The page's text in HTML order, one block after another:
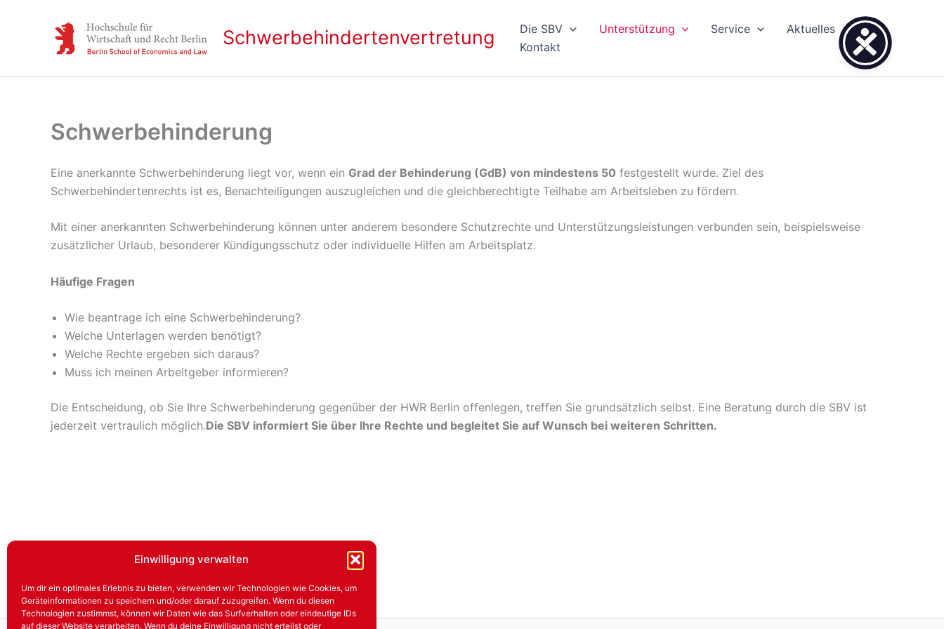
Einwilligung verwalten
Um dir ein optimales Erlebnis zu bieten, verwenden wir Technologien wie Cookies, um
Geräteinformationen zu speichern und/oder darauf zuzugreifen. Wenn du diesen
Technologien zustimmst, können wir Daten wie das Surfverhalten oder eindeutige IDs
auf dieser Website verarbeiten. Wenn du deine Einwilligung nicht erteilst oder
Schwerbehindertenvertretung Die SBV Unterstützung Service
Aktuelles
Kontakt
Schwerbehinderung
Eine anerkannte Schwerbehinderung liegt vor, wenn ein Grad der Behinderung (GdB) von mindestens 50 festgestellt wurde. Ziel des
Schwerbehindertenrechts ist es, Benachteiligungen auszugleichen und die gleichberechtigte Teilhabe am Arbeitsleben zu fördern.
Mit einer anerkannten Schwerbehinderung können unter anderem besondere Schutzrechte und Unterstützungsleistungen verbunden sein, beispielsweise
zusätzlicher Urlaub, besonderer Kündigungsschutz oder individuelle Hilfen am Arbeitsplatz.
Häufige Fragen
Wie beantrage ich eine Schwerbehinderung?
Welche Unterlagen werden benötigt?
Welche Rechte ergeben sich daraus?
Muss ich meinen Arbeitgeber informieren?
Die Entscheidung, ob Sie Ihre Schwerbehinderung gegenüber der HWR Berlin offenlegen, treffen Sie grundsätzlich selbst. Eine Beratung durch die SBV ist
jederzeit vertraulich möglich.Die SBV informiert Sie über Ihre Rechte und begleitet Sie auf Wunsch bei weiteren Schritten.